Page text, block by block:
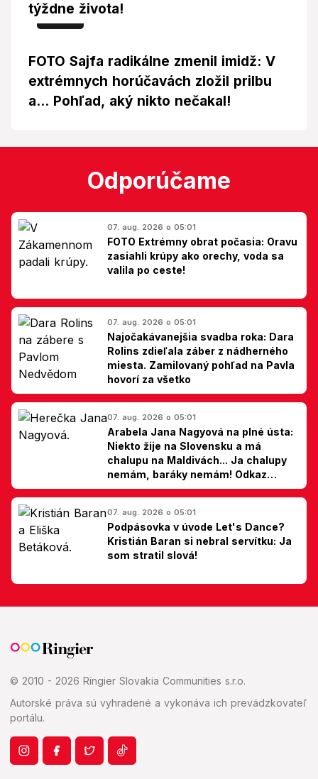
týždne života!
Foto
FOTO Sajfa radikálne zmenil imidž: V
extrémnych horúčavách zložil prilbu
a... Pohľad, aký nikto nečakal!
Odporúčame
07. aug. 2026 o 05:01
FOTO Extrémny obrat počasia: Oravu
zasiahli krúpy ako orechy, voda sa
valila po ceste!
07. aug. 2026 o 05:01
Najočakávanejšia svadba roka: Dara
Rolins zdieľala záber z nádherného
miesta. Zamilovaný pohľad na Pavla
hovorí za všetko
07. aug. 2026 o 05:01
Arabela Jana Nagyová na plné ústa:
Niekto žije na Slovensku a má
chalupu na Maldivách... Ja chalupy
nemám, baráky nemám! Odkaz
Slovákom
07. aug. 2026 o 05:01
Podpásovka v úvode Let's Dance?
Kristián Baran si nebral servítku: Ja
som stratil slová!
© 2010 - 2026 Ringier Slovakia Communities s.r.o.
Autorské práva sú vyhradené a vykonáva ich prevádzkovateľ
portálu.